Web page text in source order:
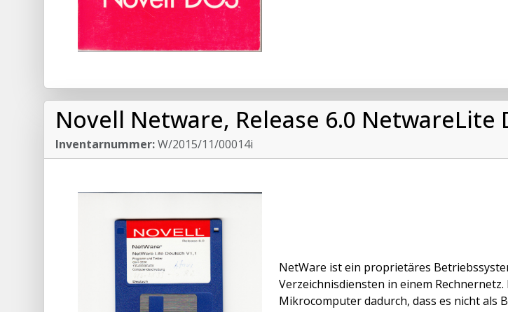
Novell Netware, Release 6.0 NetwareLite
Inventarnummer:W/2015/11/00014i
NetWare ist ein proprietäres
Verzeichnisdiensten in einem
Mikrocomputer dadurch, dass es nicht als